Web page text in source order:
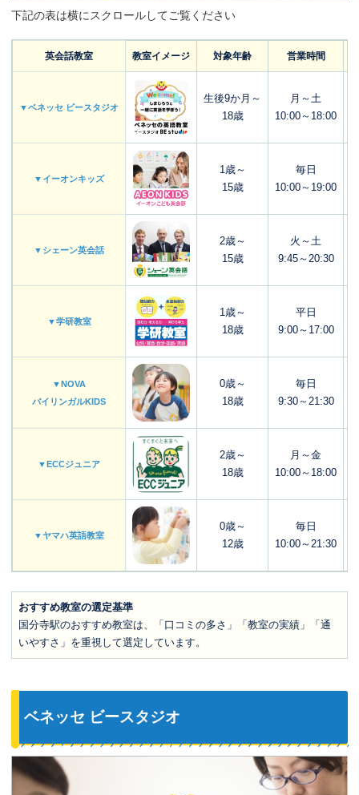
下記の表は横にスクロールしてご覧ください
英会話教室 教室イメージ 対象年齢 営業時間
▼ベネッセ ビースタジオ
生後9か月～
18歳
月～土
10:00～18:00
▼イーオンキッズ
1歳～
15歳
毎日
10:00～19:00
▼シェーン英会話
2歳～
15歳
火～土
9:45～20:30
▼学研教室
1歳～
18歳
平日
9:00～17:00
▼NOVA
バイリンガルKIDS
0歳～
18歳
毎日
9:30～21:30
▼ECCジュニア
2歳～
18歳
月～金
10:00～18:00
▼ヤマハ英語教室
0歳～
12歳
毎日
10:00～21:30
おすすめ教室の選定基準
国分寺駅のおすすめ教室は、「口コミの多さ」「教室の実績」「通
いやすさ」を重視して選定しています。
ベネッセ ビースタジオ